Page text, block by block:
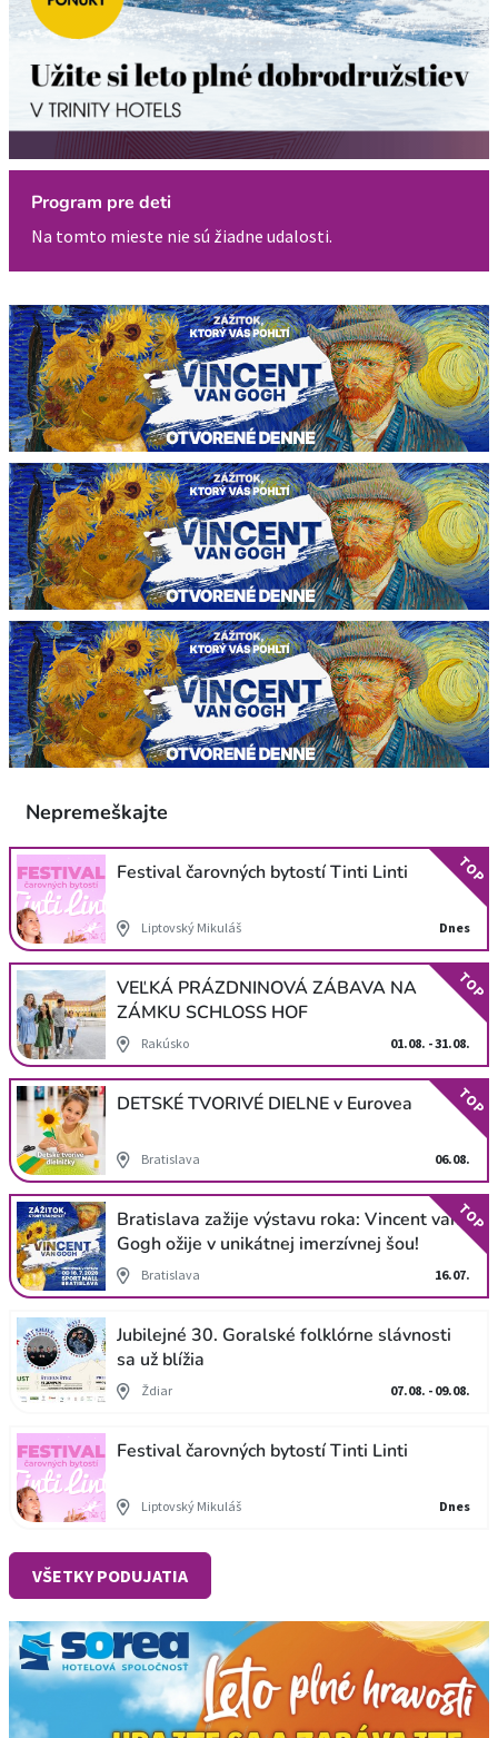
Program pre deti
Na tomto mieste nie sú žiadne udalosti.
Nepremeškajte
Festival čarovných bytostí Tinti Linti
Liptovský Mikuláš Dnes
TOP
VEĽKÁ PRÁZDNINOVÁ ZÁBAVA NA
ZÁMKU SCHLOSS HOF
Rakúsko 01.08. - 31.08.
TOP
DETSKÉ TVORIVÉ DIELNE v Eurovea
Bratislava 06.08.
TOP
Bratislava zažije výstavu roka: Vincent van
Gogh ožije v unikátnej imerzívnej šou!
Bratislava 16.07.
TOP
Jubilejné 30. Goralské folklórne slávnosti
sa už blížia
Ždiar 07.08. - 09.08.
Festival čarovných bytostí Tinti Linti
Liptovský Mikuláš Dnes
VŠETKY PODUJATIA